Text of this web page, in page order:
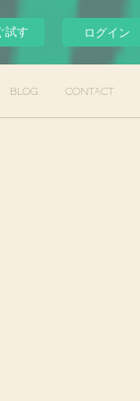
試す ログイン
BLOG CONTACT